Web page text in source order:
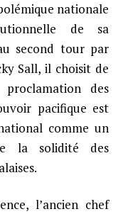
nationale
de sa
second tour par
Sall, il choisit de
des
pacifique est
comme un
la solidité des
l’ancien chef